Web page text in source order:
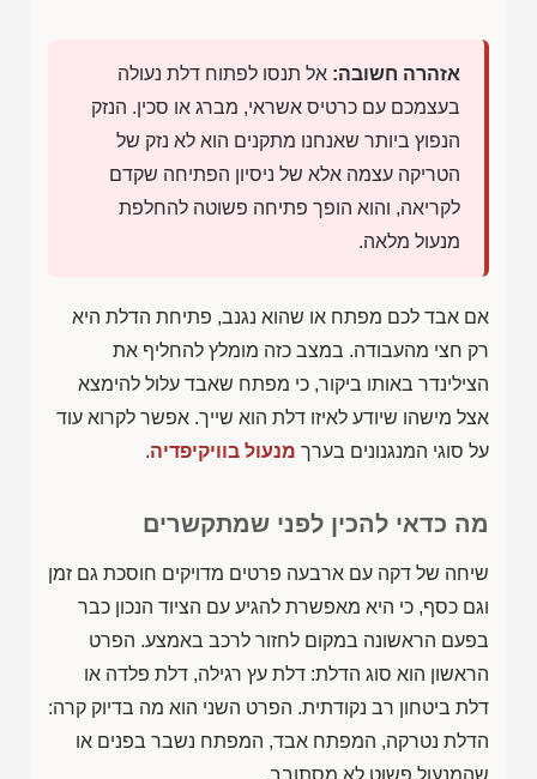
אזהרה חשובה: אל תנסו לפתוח דלת נעולה
בעצמכם עם כרטיס אשראי, מברג או סכין. הנזק
הנפוץ ביותר שאנחנו מתקנים הוא לא נזק של
הטריקה עצמה אלא של ניסיון הפתיחה שקדם
לקריאה, והוא הופך פתיחה פשוטה להחלפת
מנעול מלאה.
אם אבד לכם מפתח או שהוא נגנב, פתיחת הדלת היא
רק חצי מהעבודה. במצב כזה מומלץ להחליף את
הצילינדר באותו ביקור, כי מפתח שאבד עלול להימצא
אצל מישהו שיודע לאיזו דלת הוא שייך. אפשר לקרוא עוד
על סוגי המנגנונים בערך מנעול בוויקיפדיה.
מה כדאי להכין לפני שמתקשרים
שיחה של דקה עם ארבעה פרטים מדויקים חוסכת גם זמן
וגם כסף, כי היא מאפשרת להגיע עם הציוד הנכון כבר
בפעם הראשונה במקום לחזור לרכב באמצע. הפרט
הראשון הוא סוג הדלת: דלת עץ רגילה, דלת פלדה או
דלת ביטחון רב נקודתית. הפרט השני הוא מה בדיוק קרה:
הדלת נטרקה, המפתח אבד, המפתח נשבר בפנים או
שהמנעול פשוט לא מסתובב.